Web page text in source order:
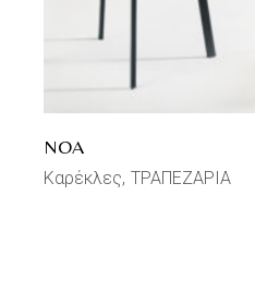
NOA
Καρέκλες ΤΡΑΠΕΖΑΡΙΑ